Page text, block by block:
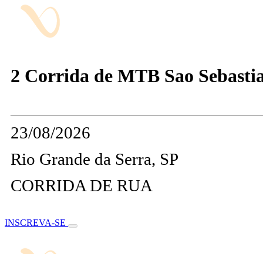
2 Corrida de MTB Sao
23/08/2026
Rio Grande da Serra, SP
CORRIDA DE RUA
INSCREVA-SE